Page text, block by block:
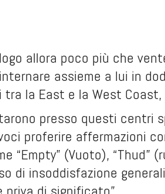
allora poco più che
assieme a lui in
la East e la West
presso questi centri
proferire affermazioni
“Empty” (Vuoto), “Thud”
di insoddisfazione